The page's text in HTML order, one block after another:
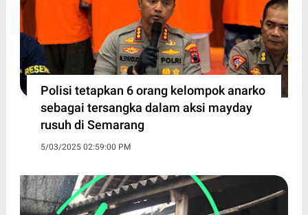
Polisi tetapkan 6 orang kelompok anarko
sebagai tersangka dalam aksi mayday
rusuh di Semarang
5/03/2025 02:59:00 PM